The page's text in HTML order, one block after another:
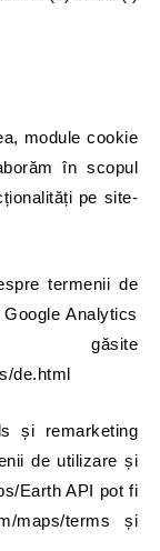
module cookie
în scopul
pe site-
termenii de
Analytics
de.html
și remarketing
de utilizare și
Earth API pot fi
maps/terms și